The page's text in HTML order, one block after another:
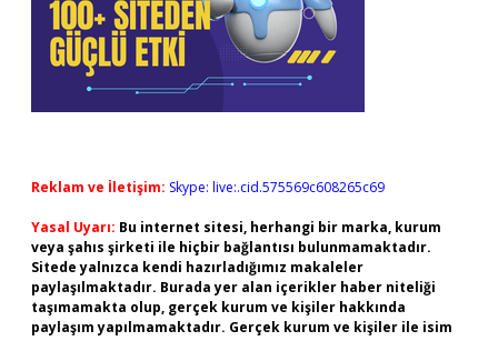
Reklam ve İletişim: Skype: live:.cid.575569c608265c69
Yasal Uyarı: Bu internet sitesi, herhangi bir marka, kurum
veya şahıs şirketi ile hiçbir bağlantısı bulunmamaktadır.
Sitede yalnızca kendi hazırladığımız makaleler
paylaşılmaktadır. Burada yer alan içerikler haber niteliği
taşımamakta olup, gerçek kurum ve kişiler hakkında
paylaşım yapılmamaktadır. Gerçek kurum ve kişiler ile isim